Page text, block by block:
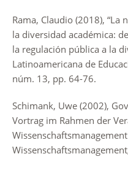
Rama, Claudio (2018),
la diversidad académica:
la regulación pública a la
Latinoamericana de
núm. 13, pp. 64-76.
Schimank, Uwe (2002),
Vortrag im Rahmen der